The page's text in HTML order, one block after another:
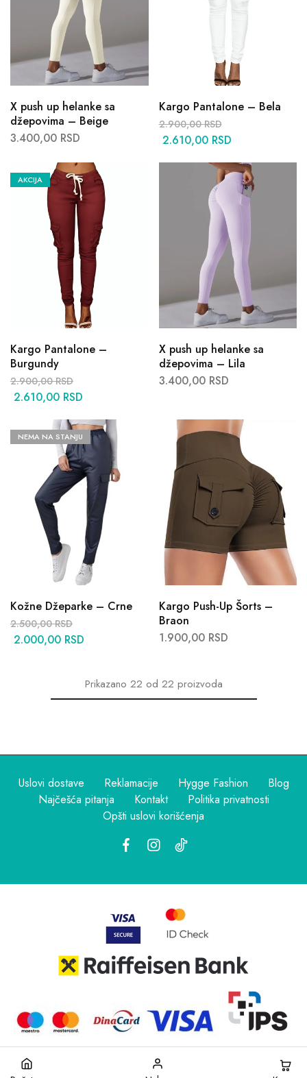
X push up helanke sa
džepovima – Beige
3.400,00 RSD
Kargo Pantalone – Bela
2.900,00RSD
2.610,00 RSD
AKCIJA
Kargo Pantalone –
Burgundy
2.900,00RSD
2.610,00 RSD
X push up helanke sa
džepovima – Lila
3.400,00 RSD
NEMA NA STANJU
Kožne Džeparke – Crne
2.500,00RSD
2.000,00 RSD
Kargo Push-Up Šorts –
Braon
1.900,00 RSD
Prikazano 22 od 22 proizvoda
Uslovi dostave Reklamacije Hygge Fashion
Blog
Najčešća pitanja
Kontakt
Politika privatnosti
Opšti uslovi korišćenja